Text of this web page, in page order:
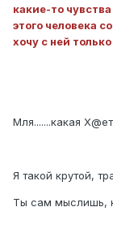
какие-то
этого человека
хочу с ней
Мля.......какая
Я такой крутой,
Ты сам мыслишь,